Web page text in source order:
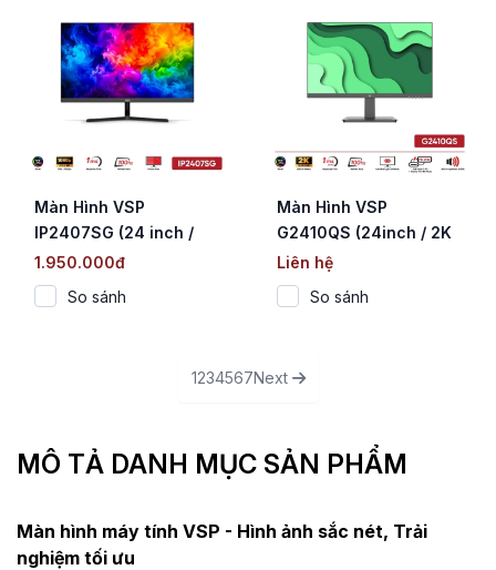
Màn Hình VSP
IP2407SG (24 inch /
IPS / FHD / 100Hz / 1ms)
1.950.000đ
So sánh
Màn Hình VSP
G2410QS (24inch / 2K
QHD / IPS / 100Hz /
Type-C PD 65W / Loa
kép)
Liên hệ
So sánh
1234567Next
MÔ TẢ DANH MỤC SẢN PHẨM
Màn hình máy tính VSP - Hình ảnh sắc nét, Trải
nghiệm tối ưu